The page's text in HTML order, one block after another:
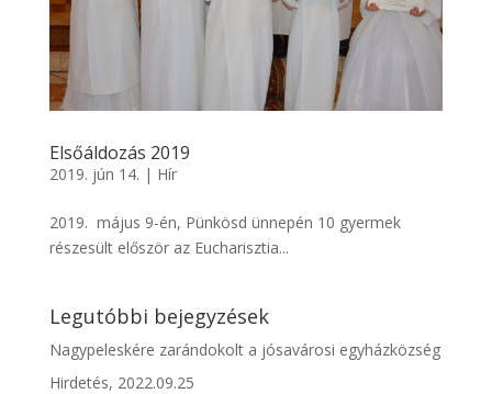
Elsőáldozás 2019
2019. jún 14. | Hír
2019. május 9-én, Pünkösd ünnepén 10 gyermek
részesült először az Eucharisztia...
Legutóbbi bejegyzések
Nagypeleskére zarándokolt a jósavárosi egyházközség
Hirdetés, 2022.09.25